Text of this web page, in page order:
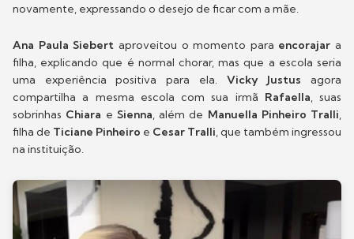
novamente, expressando o desejo de ficar com a mãe.
Ana Paula Siebert aproveitou o momento para encorajar a
filha, explicando que é normal chorar, mas que a escola seria
uma experiência positiva para ela. Vicky Justus agora
compartilha a mesma escola com sua irmã Rafaella, suas
sobrinhas Chiara e Sienna, além de Manuella Pinheiro Tralli,
filha de Ticiane Pinheiro e Cesar Tralli, que também ingressou
na instituição.